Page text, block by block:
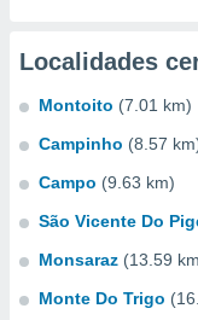
Localidades
Montoito (7.01 km)
Campinho (8.57
Campo (9.63 km)
São Vicente Do
Monsaraz (13.59
Monte Do Trigo